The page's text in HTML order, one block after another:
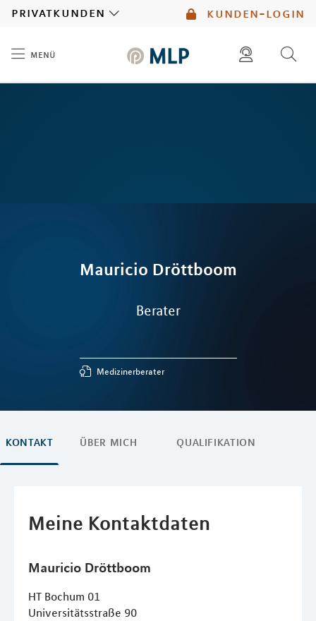
kunden-login
privatkunden
menü
Mauricio Dröttboom
Berater
Medizinerberater
KONTAKT ÜBER MICH QUALIFIKATION
Meine Kontaktdaten
Mauricio Dröttboom
HT Bochum 01
Universitätsstraße 90